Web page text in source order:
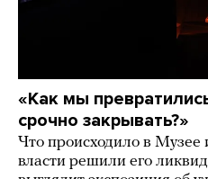
«Как мы
срочно закрывать?»
Что происходило в
власти решили его